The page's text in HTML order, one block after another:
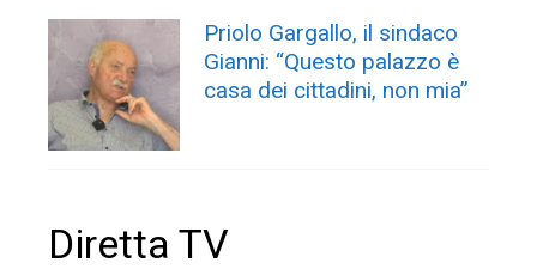
Priolo Gargallo, il sindaco
Gianni: “Questo palazzo è
casa dei cittadini, non mia”
Diretta TV